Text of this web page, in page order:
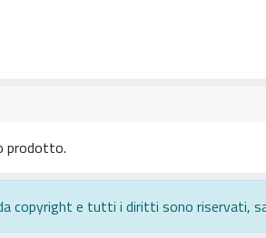
prodotto.
copyright e tutti i diritti sono riservati,